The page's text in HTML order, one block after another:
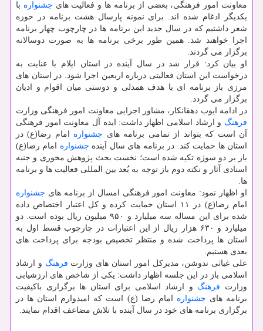
معاونت امور فرهنگی، بعضی از برنامه ها و فعالیت های جشنواره با
یكدیگر ادغام شده اند. برای نمونه پارسال هشت برنامه در حوزه
شعر داشتیم كه در سال جدید این برنامه ها در چارچوب چهار برنامه
اجرا خواهند شد. همین طور برخی برنامه ها به صورت دوسالانه
برگزار می گردند.
او بیان كرد: قرار شد در سال آینده در استان ایلام با عنایت به
درخواست این استان فعالیتی درباره اربعین اجرا شود. در استان های
مرزی باز برنامه ای با هدف همدلی و دوستی میان اقوام و ادیان
برگزار می گردد.
در ادامه ایوب دهقانكار، مشاور اجرایی معاونت امور فرهنگی وزارت
فرهنگ و ارشاد اسلامی اظهار داشت: ایده آل معاونت امور فرهنگی
آن است كه بتواند از تمامی برنامه های جشنواره امام رضا(ع) در
استان ها حمایت كند. در برنامه های سال آینده جشنواره امام رضا(ع)
باز بر دو سوژه تكیه شده است؛ نخست بحث پژوهش محوری و جنبه
اسنادی آثار و نكته دوم باز توجه به بُعد بین المللی فعالیت ها و برنامه
ها.
او اظهار نمود: معاونت امور فرهنگی امسال از برنامه های جشنواره
امام رضا(ع) در ۱۱ استان حمایت كرده و كل اعتبار اختصاص داده
شده برای این مساله سه میلیارد و ۹۵۰ میلیون ریال بوده است. دو
میلیارد و ۶۳۰ هزار ریال از این اعتبارات در چارچوب قسط اول به
استان ها پرداخت شده و منتظر تخصیص بودجه برای پرداخت های
بعدی هستیم.
علی غیاثی ندوشن، مدیركل امور استان های وزارت فرهنگ و ارشاد
اسلامی باز در این جلسه اظهار داشت: یكی از شاخص های ارزشیابی
وزارت فرهنگ و ارشاد اسلامی برای استان ها برگزاری باكیفیت
برنامه های جشنواره امام رضا (ع) است كه امیدوارم استان ها در
برگزاری برنامه های خود در سال آینده با تلاش مضاعف اقدام نمایند.